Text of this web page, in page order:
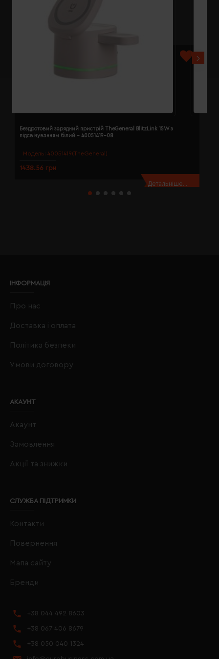
Модель: 40051419(TheGeneral)
Бездротовий зарядний пристрій TheGeneral BlitzLink 15W з
підсвічуванням білий - 40051419-08
1438.56 грн
Детальніше...
ІНФОРМАЦІЯ
Про нас
Доставка і оплата
Політика безпеки
Умови договору
АКАУНТ
Акаунт
Замовлення
Акції та знижки
СЛУЖБА ПІДТРИМКИ
Контакти
Повернення
Мапа сайту
Бренди
+38 044 492 8603
+38 067 406 8679
+38 050 040 1324